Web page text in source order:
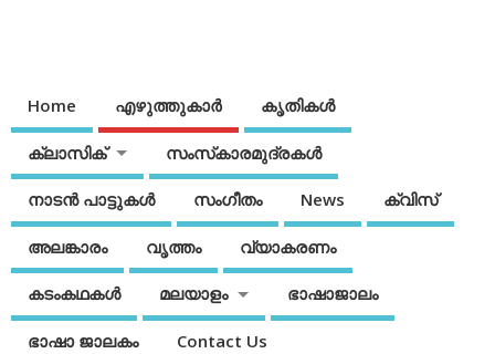
Home എഴുത്തുകാര്‍ കൃതികൾ
ക്ലാസിക് സംസ്‌കാരമുദ്രകള്‍
നാടന്‍ പാട്ടുകള്‍ സംഗീതം News ക്വിസ്
അലങ്കാരം വൃത്തം വ്യാകരണം
കടംകഥകള്‍ മലയാളം ഭാഷാജാലം
ഭാഷാ ജാലകം Contact Us